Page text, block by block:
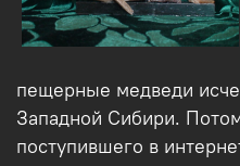
пещерные медведи
Западной Сибири.
поступившего в